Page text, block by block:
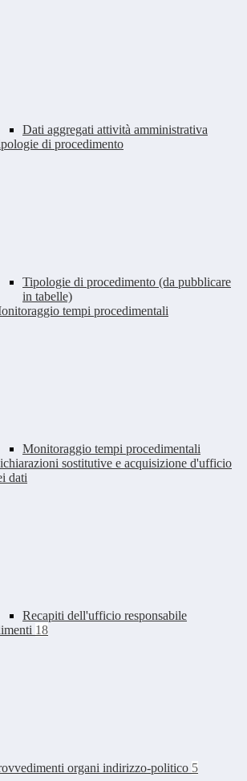
Dati aggregati attività amministrativa
di procedimento
Tipologie di procedimento (da pubblicare
in tabelle)
tempi procedimentali
Monitoraggio tempi procedimentali
sostitutive e acquisizione d'ufficio
dati
Recapiti dell'ufficio responsabile
18
organi indirizzo-politico 5